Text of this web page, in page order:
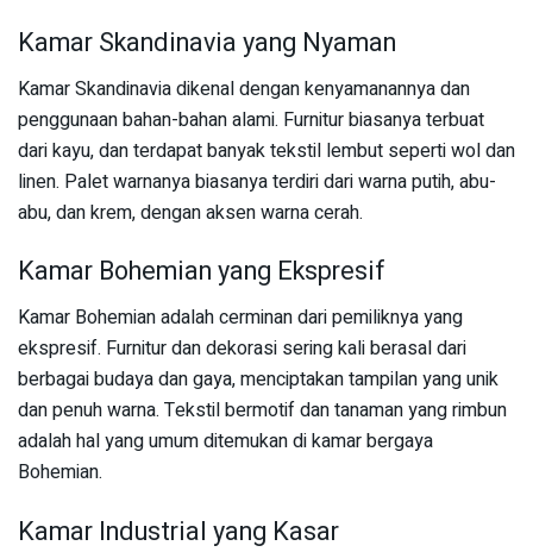
Kamar Skandinavia yang Nyaman
Kamar Skandinavia dikenal dengan kenyamanannya dan
penggunaan bahan-bahan alami. Furnitur biasanya terbuat
dari kayu, dan terdapat banyak tekstil lembut seperti wol dan
linen. Palet warnanya biasanya terdiri dari warna putih, abu-
abu, dan krem, dengan aksen warna cerah.
Kamar Bohemian yang Ekspresif
Kamar Bohemian adalah cerminan dari pemiliknya yang
ekspresif. Furnitur dan dekorasi sering kali berasal dari
berbagai budaya dan gaya, menciptakan tampilan yang unik
dan penuh warna. Tekstil bermotif dan tanaman yang rimbun
adalah hal yang umum ditemukan di kamar bergaya
Bohemian.
Kamar Industrial yang Kasar